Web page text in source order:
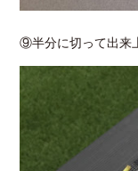
⑨半分に切って出来